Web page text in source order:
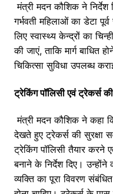
मंत्री मदन कौशिक ने
गर्भवती महिलाओं का डेटा
लिए स्वास्थ्य केन्द्रों का
की जाएं, ताकि मार्ग बाधित
चिकित्सा सुविधा उपलब्ध
ट्रेकिंग पॉलिसी एवं ट्रेकर्स
मंत्री मदन कौशिक ने कहा
देखते हुए ट्रेकर्स की सुरक्षा
ट्रेकिंग पॉलिसी तैयार करने
बनाने के निर्देश दिए।
व्यक्ति का पूरा विवरण